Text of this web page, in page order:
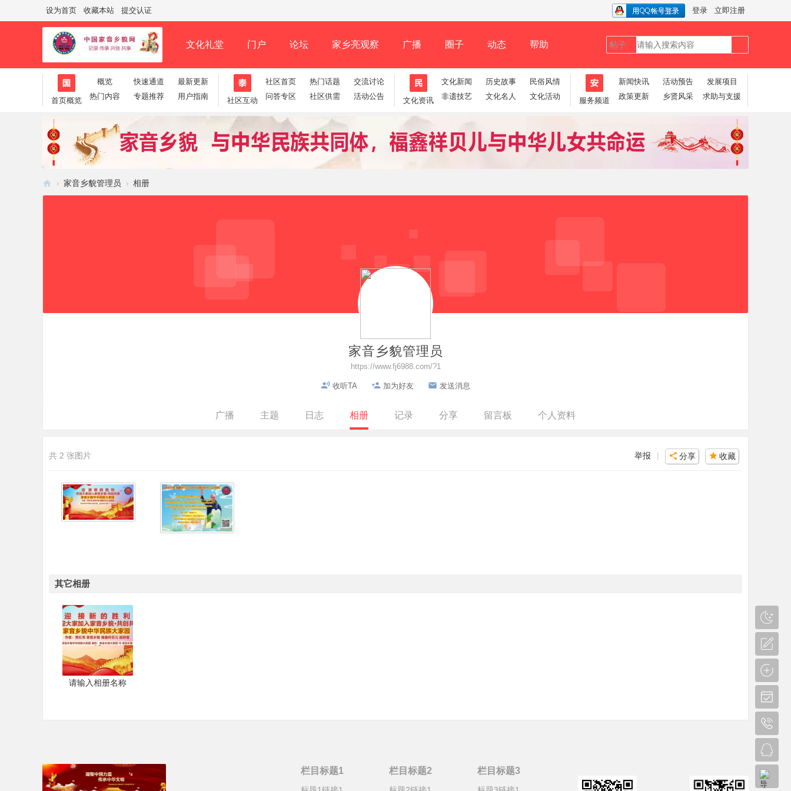
设为首页 收藏本站 提交认证 登录 立即注册
文化礼堂 门户 论坛 家乡亮观察 广播 圈子 动态 帮助
淘帖 日志 相册 分享 记录 排行榜
帖子
首页概览
概览 快速通道
最新更新
热门内容
专题推荐 用户指南 社区互动
社区首页 热门话题
交流讨论
问答专区
社区供需 活动公告 文化资讯
文化新闻 历史故事
民俗风情
非遗技艺
文化名人 文化活动 服务频道
新闻快讯 活动预告
发展项目
政策更新
乡贤风采 求助与支援
› 家音乡貌管理员 › 相册
家音乡貌管理员
https://www.fj6988.com/?1
收听TA 加为好友 发送消息
广播 主题 日志 相册 记录 分享 留言板 个人资料
收藏
分享
举报 |
共 2 张图片
其它相册
请输入相册名称
栏目标题1 栏目标题2 栏目标题3